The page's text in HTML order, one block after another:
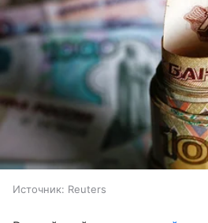
Источник: Reuters